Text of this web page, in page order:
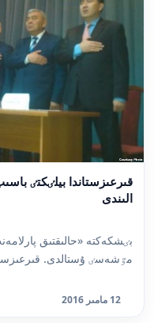
قىرعىزستاندا بيلٸكتٸ
الىندى
بٸشكەكتە «حالىقتىق
مٷشەسٸ ۇستالدى. قىرعىزستاننىڭ مۇقك باسپاسٶز قىز...
12 مامىر 2016